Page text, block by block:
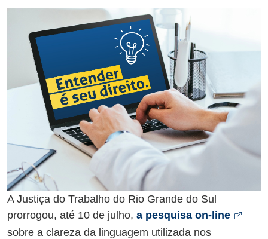
A Justiça do Trabalho do Rio Grande do Sul
prorrogou, até 10 de julho, a pesquisa on-line
Abre
sobre a clareza da linguagem utilizada nos